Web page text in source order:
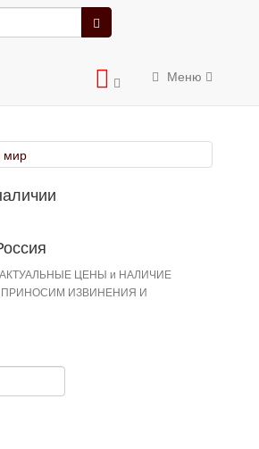
Меню
ЦЕНЫ и НАЛИЧИЕ
ПРИНОСИМ ИЗВИНЕНИЯ И